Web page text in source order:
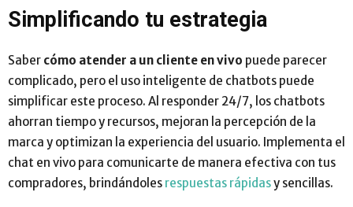
Simplificando tu estrategia
Saber cómo atender a un cliente en vivo puede parecer
complicado, pero el uso inteligente de chatbots puede
simplificar este proceso. Al responder 24/7, los chatbots
ahorran tiempo y recursos, mejoran la percepción de la
marca y optimizan la experiencia del usuario. Implementa el
chat en vivo para comunicarte de manera efectiva con tus
compradores, brindándoles respuestas rápidasy sencillas.